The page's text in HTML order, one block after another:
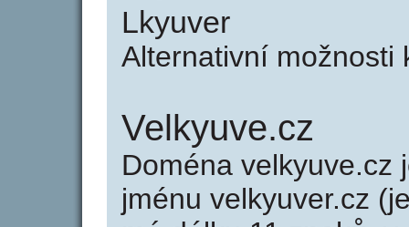
Lkyuver
Alternativní
Velkyuve.cz
Doména velkyuve.cz
jménu velkyuver.cz